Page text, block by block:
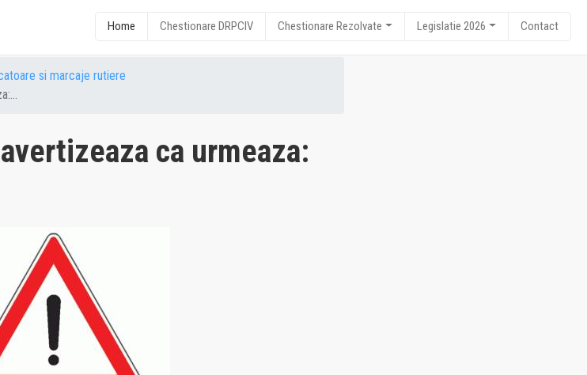
Home Chestionare DRPCIV Chestionare Rezolvate Legislatie 2026 Contact
si marcaje rutiere
ca urmeaza: